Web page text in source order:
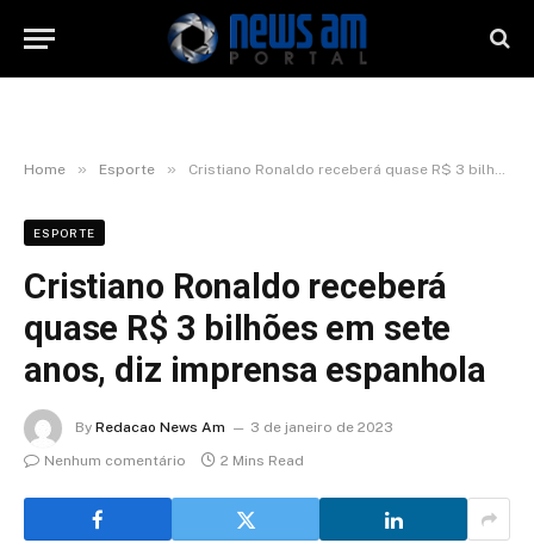
Home » Esporte » Cristiano Ronaldo receberá quase R$ 3 bilhões em sete anos, diz imprensa espanhola
ESPORTE
Cristiano Ronaldo receberá
quase R$ 3 bilhões em sete
anos, diz imprensa espanhola
By Redacao News Am
3 de janeiro de 2023
Nenhum comentário
2 Mins Read